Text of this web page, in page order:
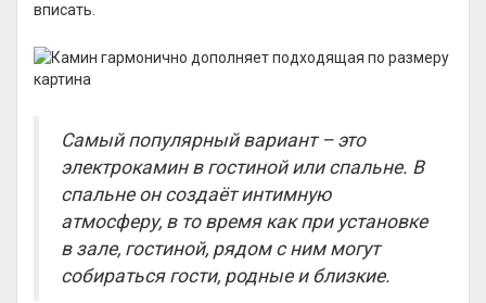
вписать.
Самый популярный вариант – это
электрокамин в гостиной или спальне. В
спальне он создаёт интимную
атмосферу, в то время как при установке
в зале, гостиной, рядом с ним могут
собираться гости, родные и близкие.